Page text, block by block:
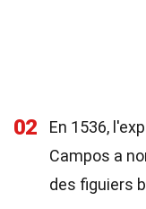
02
En 1536,
Campos a
des figuiers